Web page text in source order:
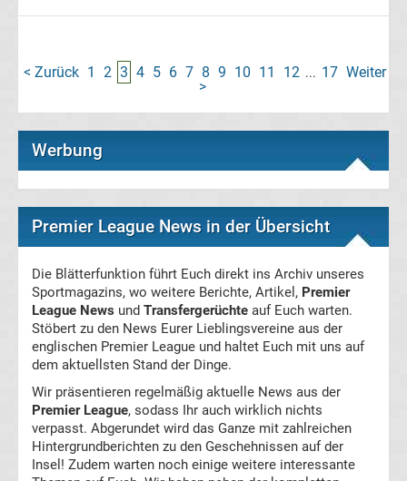
1
Eishockey
DEL
NHL
Sportarten
Darts
< Zurück 1 2 3 4 5 6 7 8 9 10 11 12 ... 17 Weiter
>
Werbung
Premier League News in der Übersicht
Die Blätterfunktion führt Euch direkt ins Archiv unseres
Sportmagazins, wo weitere Berichte, Artikel, Premier
League News und Transfergerüchte auf Euch warten.
Stöbert zu den News Eurer Lieblingsvereine aus der
englischen Premier League und haltet Euch mit uns auf
dem aktuellsten Stand der Dinge.
Wir präsentieren regelmäßig aktuelle News aus der
Premier League, sodass Ihr auch wirklich nichts
verpasst. Abgerundet wird das Ganze mit zahlreichen
Hintergrundberichten zu den Geschehnissen auf der
Insel! Zudem warten noch einige weitere interessante